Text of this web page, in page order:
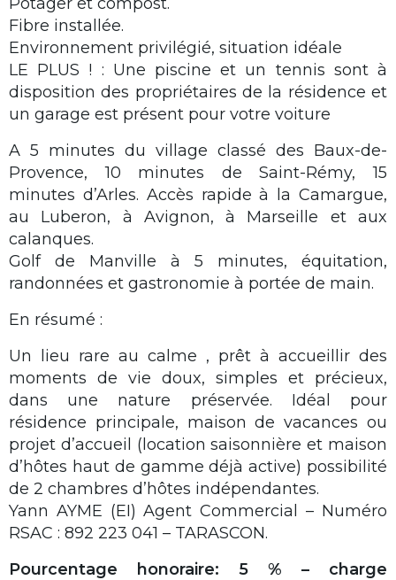
Fibre installée.
Environnement privilégié, situation idéale
LE PLUS ! : Une piscine et un tennis sont à
disposition des propriétaires de la résidence et
un garage est présent pour votre voiture
A 5 minutes du village classé des Baux-de-
Provence, 10 minutes de Saint-Rémy, 15
minutes d’Arles. Accès rapide à la Camargue,
au Luberon, à Avignon, à Marseille et aux
calanques.
Golf de Manville à 5 minutes, équitation,
randonnées et gastronomie à portée de main.
En résumé :
Un lieu rare au calme , prêt à accueillir des
moments de vie doux, simples et précieux,
dans une nature préservée. Idéal pour
résidence principale, maison de vacances ou
projet d’accueil (location saisonnière et maison
d’hôtes haut de gamme déjà active) possibilité
de 2 chambres d’hôtes indépendantes.
Yann AYME (EI) Agent Commercial – Numéro
RSAC : 892 223 041 – TARASCON.
Pourcentage honoraire: 5 % – charge